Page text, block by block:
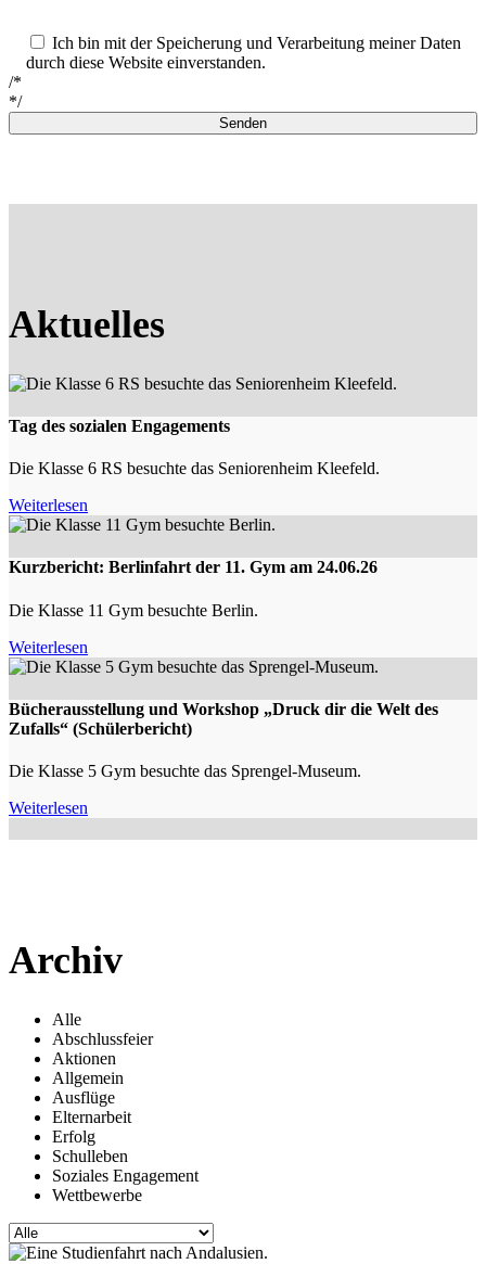
Ich bin mit der Speicherung und Verarbeitung meiner Daten
durch diese Website einverstanden.
/*
*/
Aktuelles
Tag des sozialen Engagements
Die Klasse 6 RS besuchte das Seniorenheim Kleefeld.
Weiterlesen
Kurzbericht: Berlinfahrt der 11. Gym am 24.06.26
Die Klasse 11 Gym besuchte Berlin.
Weiterlesen
Bücherausstellung und Workshop „Druck dir die Welt des
Zufalls“ (Schülerbericht)
Die Klasse 5 Gym besuchte das Sprengel-Museum.
Weiterlesen
Archiv
Alle
Abschlussfeier
Aktionen
Allgemein
Ausflüge
Elternarbeit
Erfolg
Schulleben
Soziales Engagement
Wettbewerbe